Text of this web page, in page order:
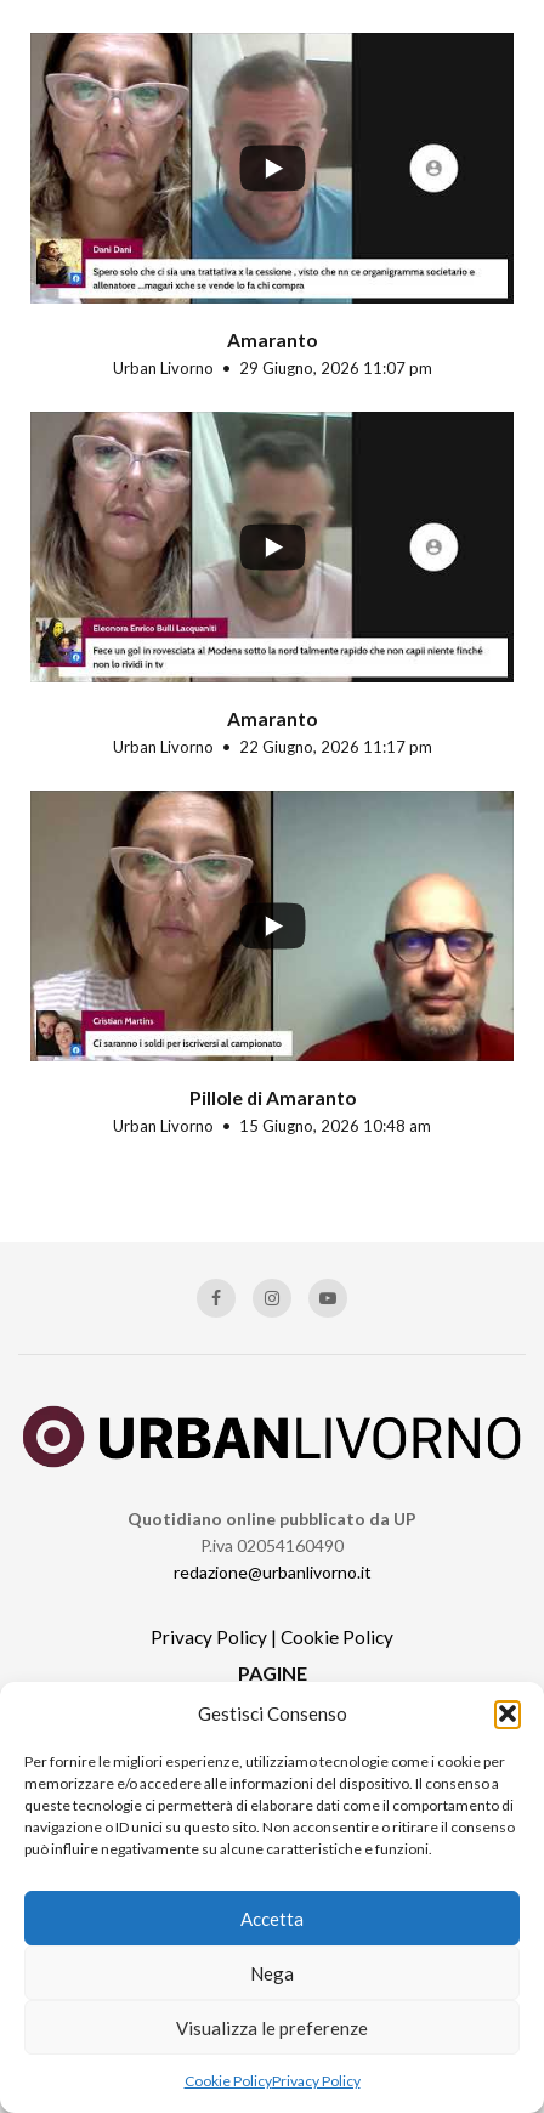
Gestisci Consenso
Per fornire le migliori esperienze, utilizziamo tecnologie come i cookie per
memorizzare e/o accedere alle informazioni del dispositivo. Il consenso a
queste tecnologie ci permetterà di elaborare dati come il comportamento di
navigazione o ID unici su questo sito. Non acconsentire o ritirare il consenso
può influire negativamente su alcune caratteristiche e funzioni.
Accetta
Nega
Visualizza le preferenze
Cookie PolicyPrivacy Policy
Amaranto
Urban Livorno 29 Giugno, 2026 11:07 pm
Amaranto
Urban Livorno 22 Giugno, 2026 11:17 pm
Pillole di Amaranto
Urban Livorno 15 Giugno, 2026 10:48 am
Quotidiano online pubblicato da UP
P.iva 02054160490
redazione@urbanlivorno.it
Privacy Policy | Cookie Policy
PAGINE
Redazione
Contatti
Pubblicità
Sitemap
RUBRICHE
Urban Video
© 2024 UP di Poggianti Simona | Urban Livorno è una testata giornalistica